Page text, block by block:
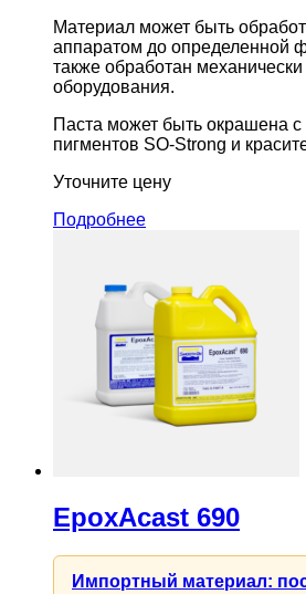
Материал может быть
аппаратом до определенной
также обработан
оборудования.
Паста может быть окрашена
пигментов SO-Strong и
Уточните цену
Подробнее
EpoxAcast 690
Импортный материал: